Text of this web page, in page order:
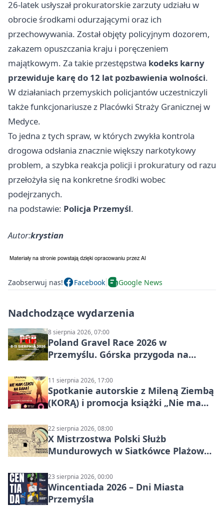
26-latek usłyszał prokuratorskie zarzuty udziału w
obrocie środkami odurzającymi oraz ich
przechowywania. Został objęty policyjnym dozorem,
zakazem opuszczania kraju i poręczeniem
majątkowym. Za takie przestępstwa kodeks karny
przewiduje karę do 12 lat pozbawienia wolności.
W działaniach przemyskich policjantów uczestniczyli
także funkcjonariusze z Placówki Straży Granicznej w
Medyce.
To jedna z tych spraw, w których zwykła kontrola
drogowa odsłania znacznie większy narkotykowy
problem, a szybka reakcja policji i prokuratury od razu
przełożyła się na konkretne środki wobec
podejrzanych.
na podstawie: Policja Przemyśl.
Autor:krystian
Zaobserwuj nas! Facebook Google News
Nadchodzące wydarzenia
8 sierpnia 2026, 07:00
Poland Gravel Race 2026 w
Przemyślu. Górska przygoda na
11 sierpnia 2026, 17:00
Spotkanie autorskie z Mileną Ziembą
(KORĄ) i promocja książki „Nie mam
22 sierpnia 2026, 08:00
X Mistrzostwa Polski Służb
Mundurowych w Siatkówce Plażowej
23 sierpnia 2026, 00:00
Wincentiada 2026 – Dni Miasta
Przemyśla